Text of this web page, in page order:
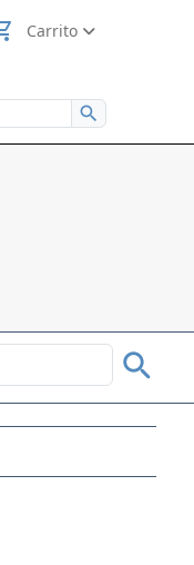
Carrito
search
search